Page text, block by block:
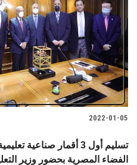
2022-01-05
تسليم أول 3 أقمار
الفضاء المصرية بحضور وزير